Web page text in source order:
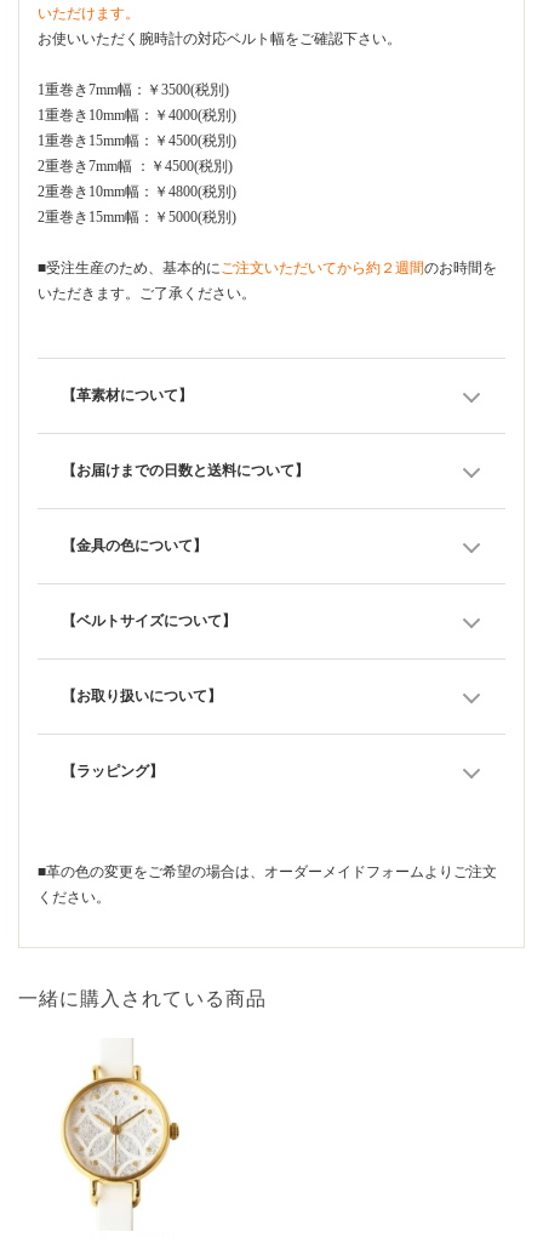
いただけます。
お使いいただく腕時計の対応ベルト幅をご確認下さい。
1重巻き7mm幅：￥3500(税別)
1重巻き10mm幅：￥4000(税別)
1重巻き15mm幅：￥4500(税別)
2重巻き7mm幅 ：￥4500(税別)
2重巻き10mm幅：￥4800(税別)
2重巻き15mm幅：￥5000(税別)
■受注生産のため、基本的にご注文いただいてから約２週間のお時間を
いただきます。ご了承ください。
【革素材について】
【お届けまでの日数と送料について】
【金具の色について】
【ベルトサイズについて】
【お取り扱いについて】
【ラッピング】
■革の色の変更をご希望の場合は、 オーダーメイドフォームよりご注文
ください。
一緒に購入されている商品